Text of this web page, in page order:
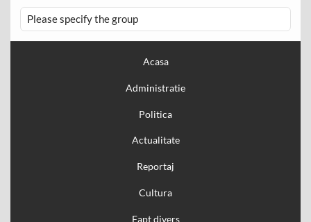
Please specify the group
Acasa
Administratie
Politica
Actualitate
Reportaj
Cultura
Fapt divers